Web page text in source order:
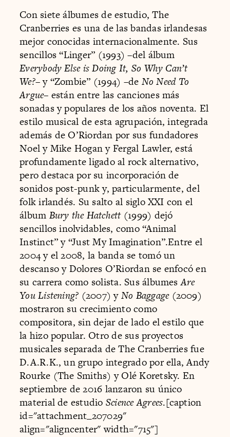
Con siete álbumes de estudio, The
Cranberries es una de las bandas irlandesas
mejor conocidas internacionalmente. Sus
sencillos “Linger” (1993) –del álbum
Everybody Else is Doing It, So Why Can’t
We?– y “Zombie” (1994) –de No Need To
Argue– están entre las canciones más
sonadas y populares de los años noventa. El
estilo musical de esta agrupación, integrada
además de O’Riordan por sus fundadores
Noel y Mike Hogan y Fergal Lawler, está
profundamente ligado al rock alternativo,
pero destaca por su incorporación de
sonidos post-punk y, particularmente, del
folk irlandés. Su salto al siglo XXI con el
álbum Bury the Hatchett(1999) dejó
sencillos inolvidables, como “Animal
Instinct” y “Just My Imagination”.Entre el
2004 y el 2008, la banda se tomó un
descanso y Dolores O’Riordan se enfocó en
su carrera como solista. Sus álbumesAre
You Listening? (2007) yNo Baggage (2009)
mostraron su crecimiento como
compositora, sin dejar de lado el estilo que
la hizo popular. Otro de sus proyectos
musicales separada de The Cranberries fue
D.A.R.K., un grupo integrado por ella, Andy
Rourke (The Smiths) y Olé Koretsky. En
septiembre de 2016 lanzaron su único
material de estudio Science Agrees.[caption
id="attachment_207029"
align="aligncenter" width="715"]